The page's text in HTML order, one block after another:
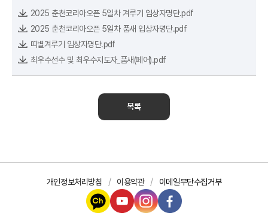
2025 춘천코리아오픈 5일차 겨루기 입상자명단.pdf
2025 춘천코리아오픈 5일차 품새 입상자명단.pdf
띠별겨루기 입상자명단.pdf
최우수선수 및 최우수지도자_품새(페어).pdf
목록
개인정보처리방침 이용약관 이메일무단수집거부